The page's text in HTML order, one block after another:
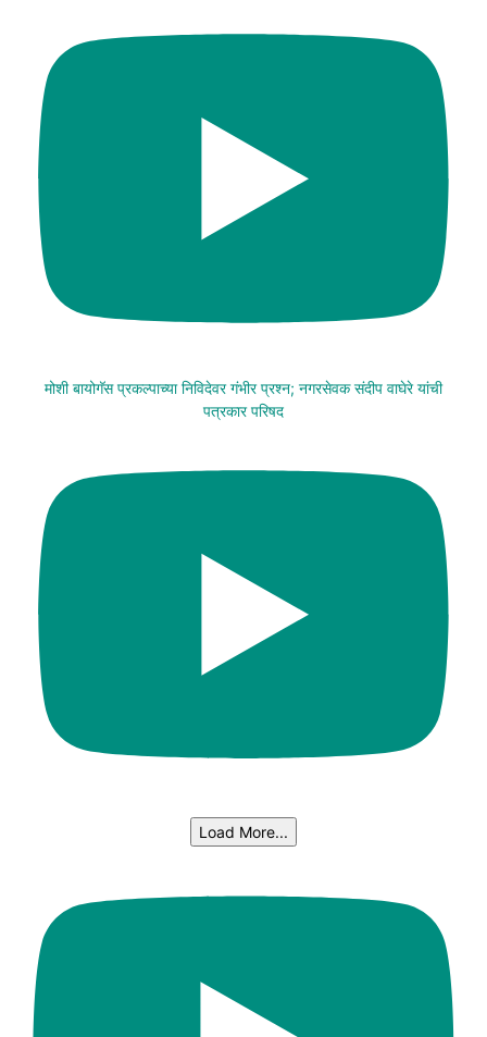
मोशी बायोगॅस प्रकल्पाच्या निविदेवर गंभीर प्रश्न; नगरसेवक संदीप वाघेरे यांची
पत्रकार परिषद
Load More...